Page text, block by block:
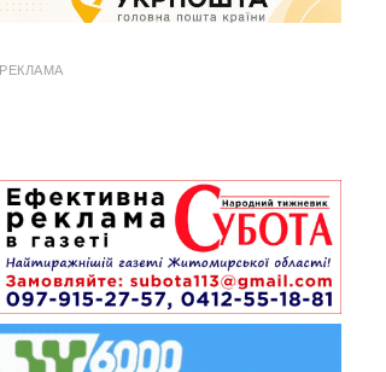
РЕКЛАМА